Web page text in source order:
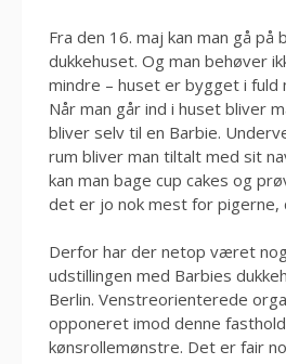
Fra den 16. maj kan man gå på
dukkehuset. Og man behøver
mindre – huset er bygget i fuld
Når man går ind i huset bliver
bliver selv til en Barbie.
rum bliver man tiltalt med sit
kan man bage cup cakes og
det er jo nok mest for
Derfor har der netop været
udstillingen med Barbies
Berlin. Venstreorienterede
opponeret imod denne
kønsrollemønstre. Det er fair